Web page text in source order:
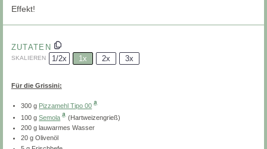
Effekt!
ZUTATEN
SKALIEREN 1/2x 1x 2x 3x
Für die Grissini:
300 g Pizzamehl Tipo 00
100 g Semola
(Hartweizengrieß)
200 g lauwarmes Wasser
20 g Olivenöl